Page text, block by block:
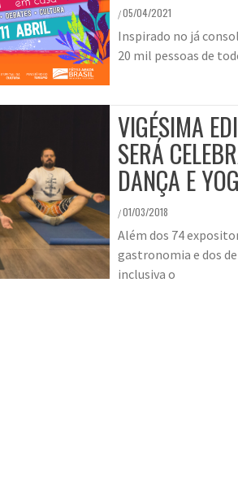
/05/04/2021
Inspirado no já
20 mil pessoas de
VIGÉSIMA
SERÁ
DANÇA E
/01/03/2018
Além dos 74
gastronomia e dos
inclusiva o